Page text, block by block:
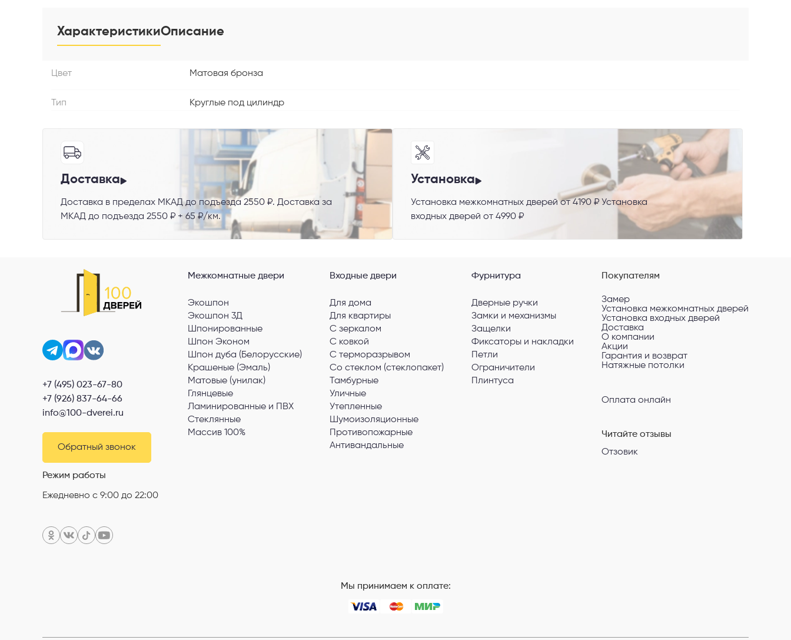
ХарактеристикиОписание
Цвет Матовая бронза
Тип Круглые под цилиндр
Доставка
Доставка в пределах МКАД до подъезда 2550 ₽. Доставка за
МКАД до подъезда 2550 ₽ + 65 ₽/км.
Установка
Установка межкомнатных дверей от 4190 ₽ Установка
входных дверей от 4990 ₽
+7 (495) 023-67-80
+7 (926) 837-64-66
info@100-dverei.ru
Обратный звонок
Режим работы
Ежедневно с 9:00 до 22:00
Межкомнатные двери
Экошпон
Экошпон 3Д
Шпонированные
Шпон Эконом
Шпон дуба (Белорусские)
Крашеные (Эмаль)
Матовые (унилак)
Глянцевые
Ламинированные и ПВХ
Стеклянные
Массив 100%
Входные двери
Для дома
Для квартиры
С зеркалом
С ковкой
С терморазрывом
Со стеклом (стеклопакет)
Тамбурные
Уличные
Утепленные
Шумоизоляционные
Противопожарные
Антивандальные
Фурнитура
Дверные ручки
Замки и механизмы
Защелки
Фиксаторы и накладки
Петли
Ограничители
Плинтуса
Покупателям
Замер
Установка межкомнатных дверей
Установка входных дверей
Доставка
О компании
Акции
Гарантия и возврат
Натяжные потолки
Оплата онлайн
Читайте отзывы
Отзовик
Мы принимаем к оплате:
Телефон
Выберите способ связи
Перезвонить Telegram MAX
Политикой конфиденциальности
согласие на обработку персональных
данных